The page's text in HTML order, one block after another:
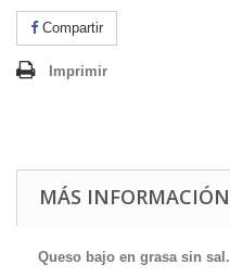
Compartir
Imprimir
MÁS INFORMACIÓN
Queso bajo en grasa sin sal.